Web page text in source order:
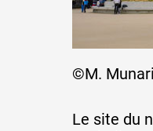
De A à Z
©M.
Le site du